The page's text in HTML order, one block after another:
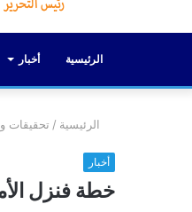
الرئيسية أخبار
الرئيسية / تحقيقات
أخبار
خطة فنزل